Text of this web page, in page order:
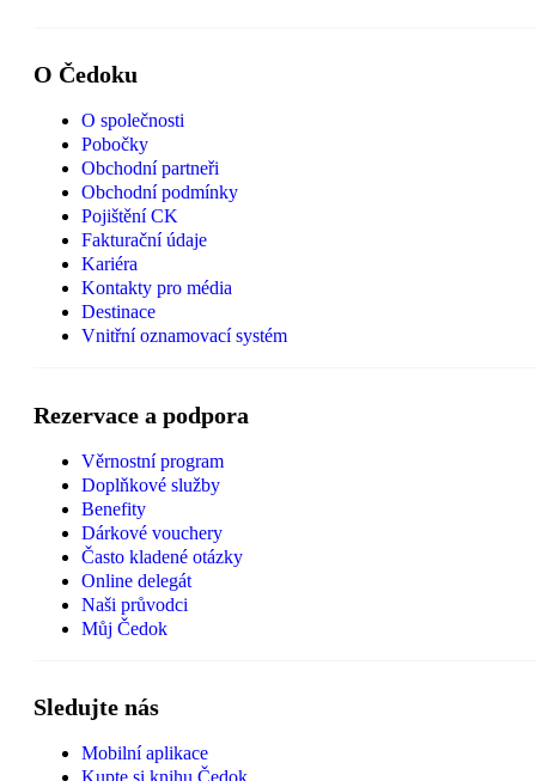
O Čedoku
O společnosti
Pobočky
Obchodní partneři
Obchodní podmínky
Pojištění CK
Fakturační údaje
Kariéra
Kontakty pro média
Destinace
Vnitřní oznamovací systém
Rezervace a podpora
Věrnostní program
Doplňkové služby
Benefity
Dárkové vouchery
Často kladené otázky
Online delegát
Naši průvodci
Můj Čedok
Sledujte nás
Mobilní aplikace